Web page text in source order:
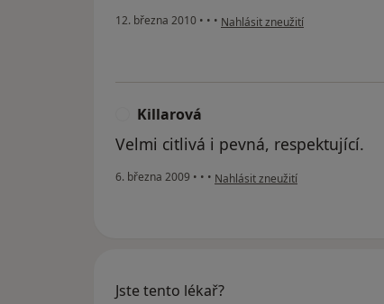
12. března 2010 • • • podle názoru uživatele Pacient
Nahlásit zneužití
Killarová
Velmi citlivá i pevná, respektující.
6. března 2009 • • • podle názoru uživatele Killarová
Nahlásit zneužití
Jste tento lékař?